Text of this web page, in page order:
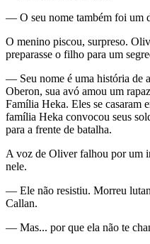
— O seu nome também foi um
O menino piscou, surpreso.
preparasse o filho para um
— Seu nome é uma história de
Oberon, sua avó amou um
Família Heka. Eles se casaram
família Heka convocou seus
para a frente de batalha.
A voz de Oliver falhou por um
nele.
— Ele não resistiu. Morreu
Callan.
— Mas... por que ela não te